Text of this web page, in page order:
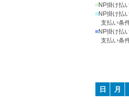
■NP掛け払
■NP掛け払
支払い条
■NP掛け払
支払い条
日 月